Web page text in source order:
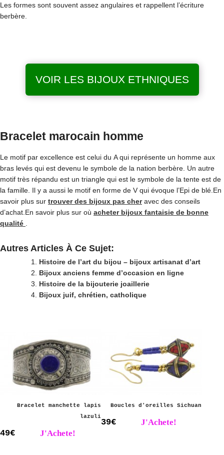
Les formes sont souvent assez angulaires et rappellent l’écriture
berbère.
VOIR LES BIJOUX ETHNIQUES
Bracelet marocain homme
Le motif par excellence est celui du A qui représente un homme aux
bras levés qui est devenu le symbole de la nation berbère. Un autre
motif très répandu est un triangle qui est le symbole de la tente est de
la famille. Il y a aussi le motif en forme de V qui évoque l’Epi de blé.En
savoir plus sur trouver des bijoux pas cheravec des conseils
d’achat.En savoir plus sur où acheter bijoux fantaisie de bonne
qualité
Autres Articles À Ce Sujet:
Histoire de l’art du bijou – bijoux artisanat d’art
Bijoux anciens femme d’occasion en ligne
Histoire de la bijouterie joaillerie
Bijoux juif, chrétien, catholique
Bracelet manchette lapis
lazuli
49€ J'Achete!
Boucles d'oreilles Sichuan
39€ J'Achete!